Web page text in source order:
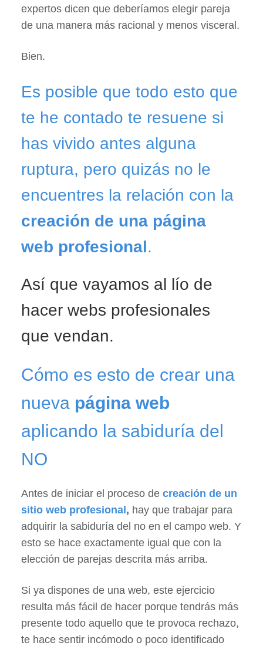
expertos dicen que deberíamos elegir pareja
de una manera más racional y menos visceral.
Bien.
Es posible que todo esto que
te he contado te resuene si
has vivido antes alguna
ruptura, pero quizás no le
encuentres la relación con la
creación de una página
web profesional.
Así que vayamos al lío de
hacer webs profesionales
que vendan.
Cómo es esto de crear una
nueva página web
aplicando la sabiduría del
NO
Antes de iniciar el proceso de creación de un
sitio web profesional, hay que trabajar para
adquirir la sabiduría del no en el campo web. Y
esto se hace exactamente igual que con la
elección de parejas descrita más arriba.
Si ya dispones de una web, este ejercicio
resulta más fácil de hacer porque tendrás más
presente todo aquello que te provoca rechazo,
te hace sentir incómodo o poco identificado